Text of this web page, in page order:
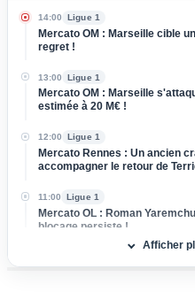
14:00 Ligue 1
Mercato OM : Marseille cible
regret !
13:00 Ligue 1
Mercato OM : Marseille
estimée à 20 M€ !
12:00 Ligue 1
Mercato Rennes : Un ancien
accompagner le retour de
11:00 Ligue 1
Mercato OL : Roman
blocage persiste !
Afficher